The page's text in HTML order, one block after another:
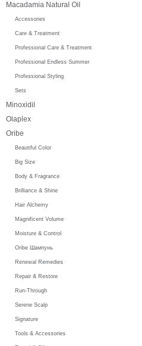
Macadamia Natural Oil
Accessories
Care & Treatment
Professional Care & Treatment
Professional Endless Summer
Professional Styling
Sets
Minoxidil
Olaplex
Oribe
Beautiful Color
Big Size
Body & Fragrance
Brilliance & Shine
Hair Alchemy
Magnificent Volume
Moisture & Control
Oribe Шампунь
Renewal Remedies
Repair & Restore
Run-Through
Serene Scalp
Signature
Tools & Accessories